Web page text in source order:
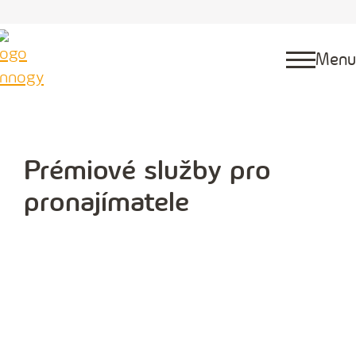
Menu
Prémiové služby pro
pronajímatele